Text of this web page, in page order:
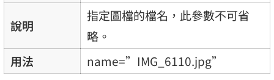
說明
指定圖檔的檔名，此參數不可省
略。
用法
name=”IMG_6110.jpg”